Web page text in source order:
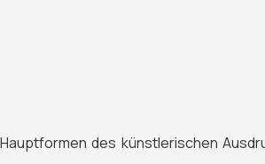
des künstlerischen